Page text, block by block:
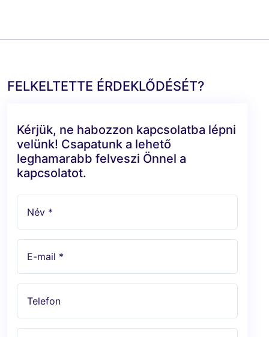
FELKELTETTE ÉRDEKLŐDÉSÉT?
Kérjük, ne habozzon kapcsolatba lépni
velünk! Csapatunk a lehető
leghamarabb felveszi Önnel a
kapcsolatot.
Név *
E-mail *
Telefon